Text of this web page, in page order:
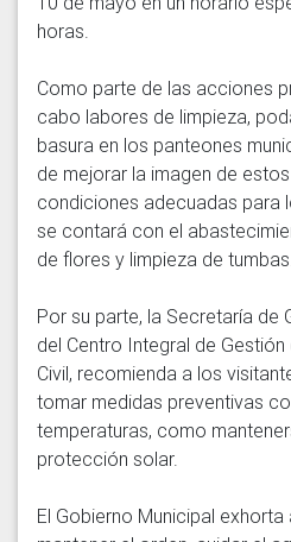
horas.
Como parte de las acciones
cabo labores de limpieza,
basura en los panteones
de mejorar la imagen de
condiciones adecuadas para
se contará con el
de flores y limpieza de
Por su parte, la Secretaría de
del Centro Integral de
Civil, recomienda a los
tomar medidas preventivas
temperaturas, como
protección solar.
El Gobierno Municipal exhorta